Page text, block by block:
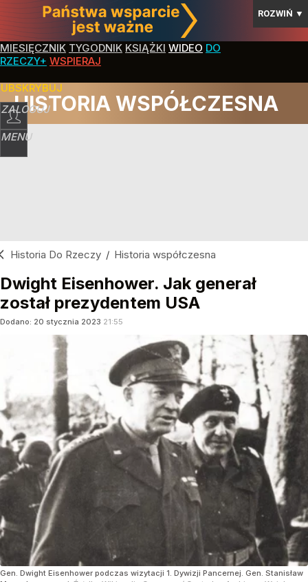
ROZWIŃ ▼
MIESIĘCZNIK TYGODNIK KSIĄŻKI WIDEO DO
RZECZY+ WSPIERAJ
ZALOGUJ
MENU
HISTORIA WSPÓŁCZESNA
Historia Do Rzeczy / Historia współczesna
Dwight Eisenhower. Jak generał
został prezydentem USA
Dodano: 20 stycznia 2023 21:55
Gen. Dwight Eisenhower podczas wizytacji 1. Dywizji Pancernej. Gen. Stanisław